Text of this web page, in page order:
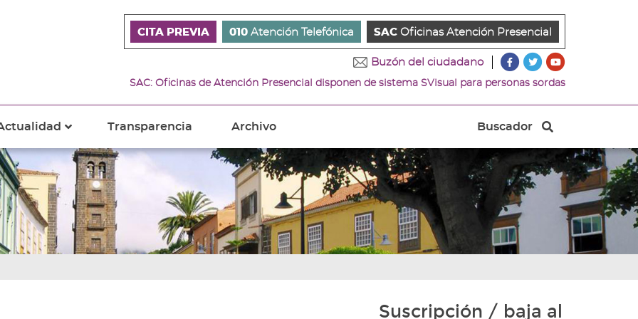
CITA PREVIA 010 Atención Telefónica SAC Oficinas Atención Presencial
Buzón del ciudadano
???
Ir
página
Facebook
???
Ir
página
Twitter
Ir
Youtube
SAC: Oficinas de Atención Presencial disponen de sistema SVisual para personas sordas
Transparencia Archivo Buscador
Buscador
Suscripción / baja al